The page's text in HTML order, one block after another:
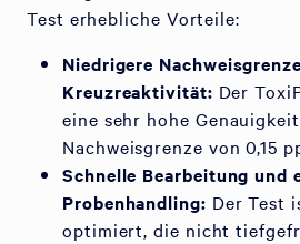
Test erhebliche Vorteile:
Niedrigere
Kreuzreaktivität: Der
eine sehr hohe
Nachweisgrenze von 0,15
Schnelle Bearbeitung und
Probenhandling: Der Test
optimiert, die nicht